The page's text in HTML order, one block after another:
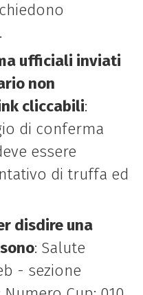
ufficiali inviati
non
cliccabili:
di conferma
essere
di truffa ed
disdire una
: Salute
- sezione